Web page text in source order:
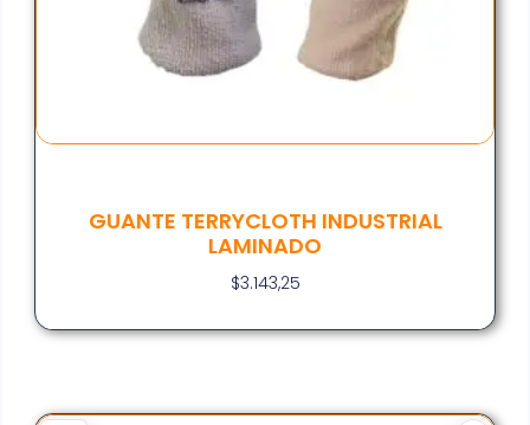
GUANTE TERRYCLOTH INDUSTRIAL
LAMINADO
$3.143,25